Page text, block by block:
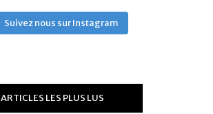
Suivez nous sur Instagram
ARTICLES LES PLUS LUS